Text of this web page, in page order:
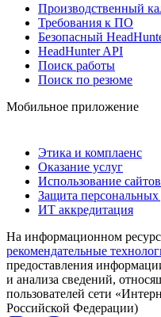
Производственный
Требования к ПО
Безопасный
HeadHunter API
Поиск работы
Поиск по резюме
Мобильное приложение
Этика и комплаенс
Оказание услуг
Использование сайтов
Защита
ИТ аккредитация
На информационном
рекомендательные
предоставления
и анализа сведений,
пользователей сети
Российской Федерации)